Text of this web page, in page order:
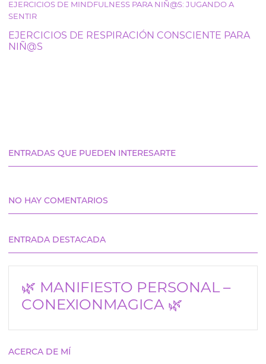
EJERCICIOS DE MINDFULNESS PARA NIÑ@S: JUGANDO A
SENTIR
EJERCICIOS DE RESPIRACIÓN CONSCIENTE PARA
NIÑ@S
ENTRADAS QUE PUEDEN INTERESARTE
NO HAY COMENTARIOS
ENTRADA DESTACADA
🌿 MANIFIESTO PERSONAL –
CONEXIONMAGICA 🌿
ACERCA DE MÍ